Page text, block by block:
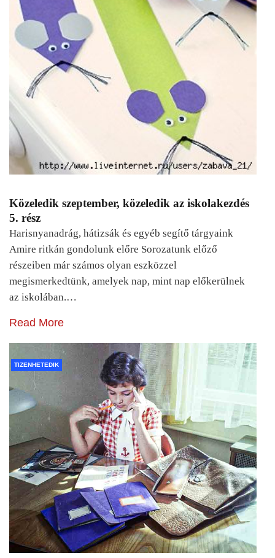
Közeledik szeptember, közeledik az iskolakezdés
5. rész
Harisnyanadrág, hátizsák és egyéb segítő tárgyaink
Amire ritkán gondolunk előre Sorozatunk előző
részeiben már számos olyan eszközzel
megismerkedtünk, amelyek nap, mint nap előkerülnek
az iskolában.…
Read More
TIZENHETEDIK